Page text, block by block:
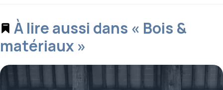
À lire aussi dans « Bois &
matériaux »